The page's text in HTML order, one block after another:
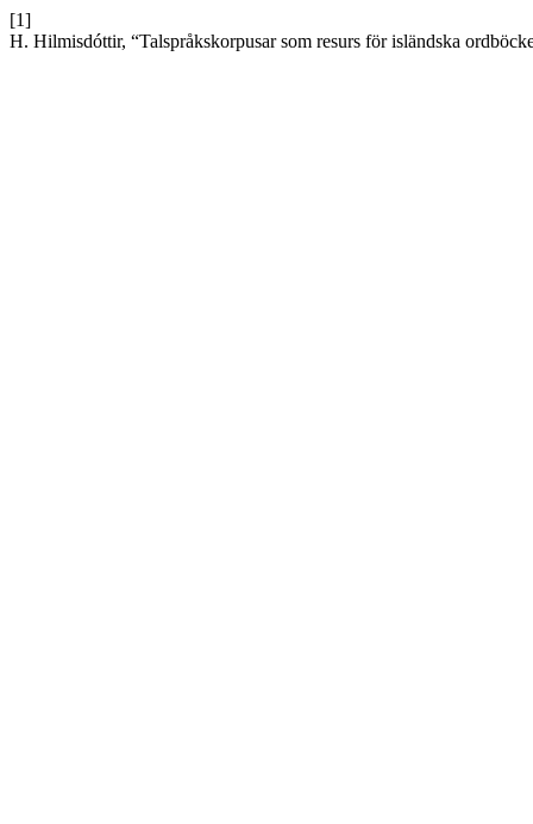
[1]
H. Hilmisdóttir, “Talspråkskorpusar som resurs för isländska